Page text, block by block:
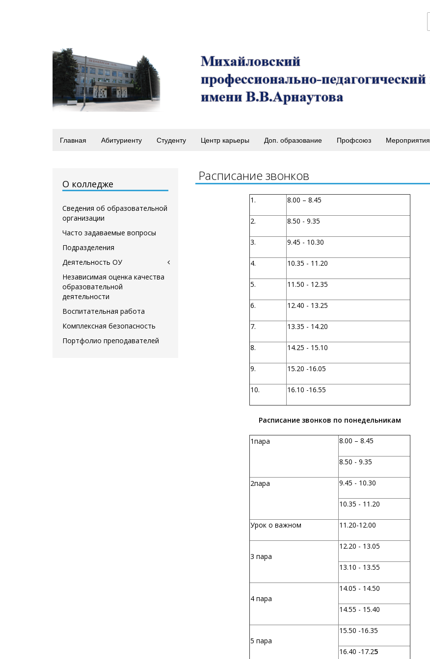
Главная Абитуриенту Студенту Центр карьеры Доп. образование Профсоюз Мероприятия
Расписание звонков
1. 8.00 – 8.45
2. 8.50 - 9.35
3. 9.45 - 10.30
4. 10.35 - 11.20
5. 11.50 - 12.35
6. 12.40 - 13.25
7. 13.35 - 14.20
8. 14.25 - 15.10
9. 15.20 -16.05
10. 16.10 -16.55
Расписание звонков по понедельникам
1пара 8.00 – 8.45
8.50 - 9.35
2пара 9.45 - 10.30
10.35 - 11.20
Урок о важном 11.20-12.00
3 пара
12.20 - 13.05
13.10 - 13.55
4 пара
14.05 - 14.50
14.55 - 15.40
5 пара
15.50 -16.35
16.40 -17.25
О колледже
Сведения об образовательной
организации
Часто задаваемые вопросы
Подразделения
Деятельность ОУ
Независимая оценка качества
образовательной
деятельности
Воспитательная работа
Комплексная безопасность
Портфолио преподавателей